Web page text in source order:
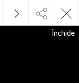
Închide